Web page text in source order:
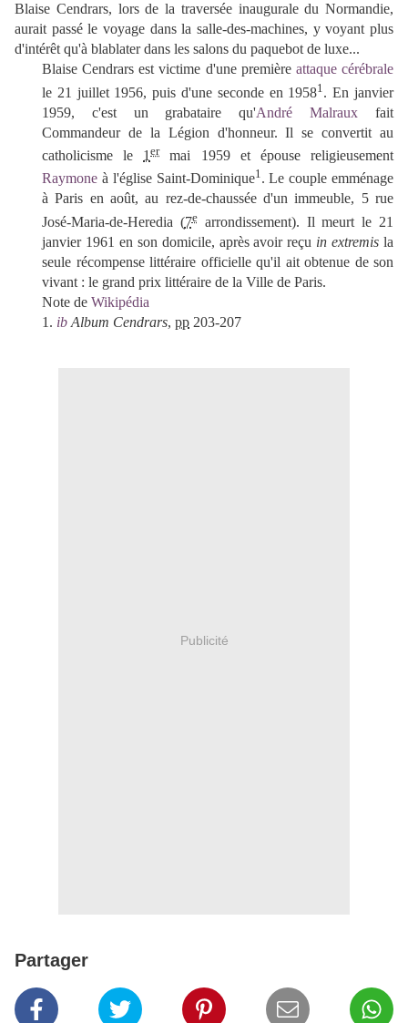
Blaise Cendrars, lors de la traversée inaugurale du Normandie,
aurait passé le voyage dans la salle-des-machines, y voyant plus
d'intérêt qu'à blablater dans les salons du paquebot de luxe...
Blaise Cendrars est victime d'une première attaque cérébrale
le 21 juillet 1956, puis d'une seconde en 19581 . En janvier
1959, c'est un grabataire qu'André Malraux fait
Commandeur de la Légion d'honneur. Il se convertit au
catholicisme le 1ermai 1959 et épouse religieusement
Raymone à l'église Saint-Dominique1 . Le couple emménage
à Paris en août, au rez-de-chaussée d'un immeuble, 5 rue
José-Maria-de-Heredia (7earrondissement). Il meurt le 21
janvier 1961 en son domicile, après avoir reçu in extremis la
seule récompense littéraire officielle qu'il ait obtenue de son
vivant : le grand prix littéraire de la Ville de Paris.
Note de Wikipédia
1. ib Album Cendrars, pp 203-207
Publicité
Partager